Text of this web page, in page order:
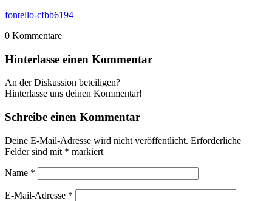
fontello-cfbb6194
0 Kommentare
Hinterlasse einen Kommentar
An der Diskussion beteiligen?
Hinterlasse uns deinen Kommentar!
Schreibe einen Kommentar
Deine E-Mail-Adresse wird nicht veröffentlicht. Erforderliche
Felder sind mit * markiert
Name *
E-Mail-Adresse *